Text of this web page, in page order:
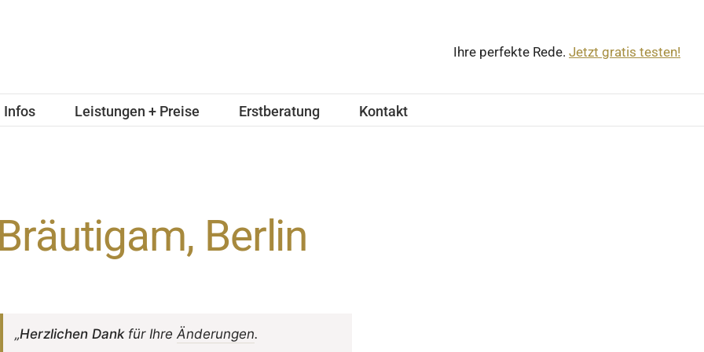
Ihre perfekte Rede. Jetzt gratis testen!
Infos Leistungen + Preise Erstberatung Kontakt
Bräutigam, Berlin
„Herz­li­chen Dankfür IhreÄnde­rungen.